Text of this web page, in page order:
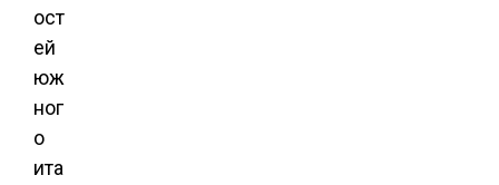
ост
ей
юж
ног
о
ита